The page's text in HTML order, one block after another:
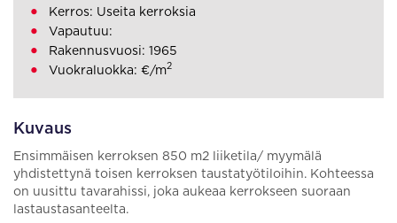
Kuvaus
Ensimmäisen kerroksen 850 m2 liiketila/ myymälä
yhdistettynä toisen kerroksen taustatyötiloihin. Kohteessa
on uusittu tavarahissi, joka aukeaa kerrokseen suoraan
lastaustasanteelta.
Kerros: Useita kerroksia
Vapautuu:
Rakennusvuosi: 1965
Vuokraluokka: €/m2